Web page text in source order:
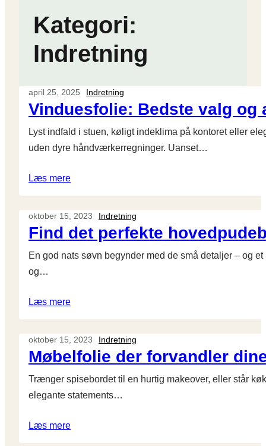
Kategori:
Indretning
april 25, 2025 Indretning
Vinduesfolie: Bedste valg og
Lyst indfald i stuen, køligt indeklima på kontoret eller
uden dyre håndværkerregninger. Uanset…
Læs mere
oktober 15, 2023 Indretning
Find det perfekte
En god nats søvn begynder med de små detaljer – og
og…
Læs mere
oktober 15, 2023 Indretning
Møbelfolie der forvandler
Trænger spisebordet til en hurtig makeover, eller står
elegante statements…
Læs mere